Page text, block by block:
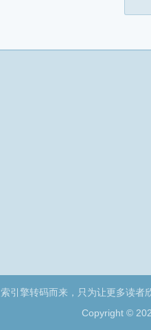
引擎转码而来，只为让更多读
Copyright ©